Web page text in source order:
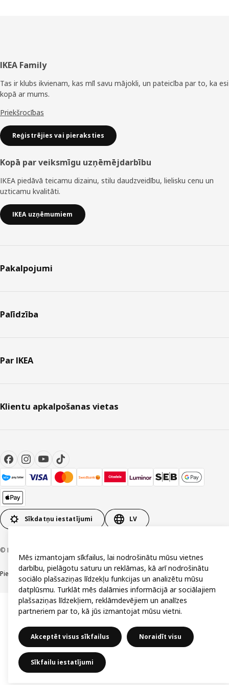
Kājene
IKEA Family
Tas ir klubs ikvienam, kas mīl savu mājokli, un pateicība par to, ka esi
kopā ar mums.
Priekšrocības
Reģistrējies vai pieraksties
Kopā par veiksmīgu uzņēmējdarbību
IKEA piedāvā teicamu dizainu, stilu daudzveidību, lielisku cenu un
uzticamu kvalitāti.
IKEA uzņēmumiem
Pakalpojumi
Palīdzība
Par IKEA
Klientu apkalpošanas vietas
Sīkdatņu iestatījumi LV
© Inter IKEA Systems B.V. 1999-2026
PiekļūstamībaVispārīgi noteikumi Privātuma un sīkdatņu politika Kontakti
Mēs izmantojam sīkfailus, lai nodrošinātu mūsu vietnes
darbību, pielāgotu saturu un reklāmas, kā arī nodrošinātu
sociālo plašsaziņas līdzekļu funkcijas un analizētu mūsu
datplūsmu. Turklāt mēs dalāmies informācijā ar sociālajiem
plašsaziņas līdzekļiem, reklāmdevējiem un analīzes
partneriem par to, kā jūs izmantojat mūsu vietni.
Akceptēt visus sīkfailus Noraidīt visu
Sīkfailu iestatījumi